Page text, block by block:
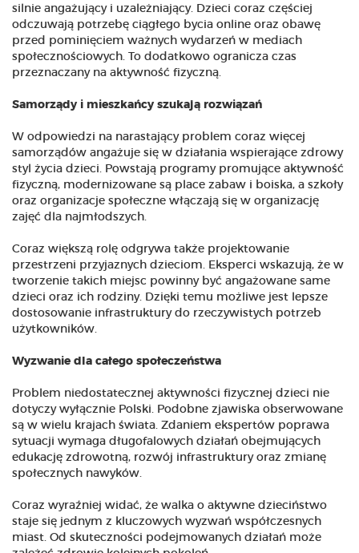
silnie angażujący i uzależniający. Dzieci coraz częściej
odczuwają potrzebę ciągłego bycia online oraz obawę
przed pominięciem ważnych wydarzeń w mediach
społecznościowych. To dodatkowo ogranicza czas
przeznaczany na aktywność fizyczną.
Samorządy i mieszkańcy szukają rozwiązań
W odpowiedzi na narastający problem coraz więcej
samorządów angażuje się w działania wspierające zdrowy
styl życia dzieci. Powstają programy promujące aktywność
fizyczną, modernizowane są place zabaw i boiska, a szkoły
oraz organizacje społeczne włączają się w organizację
zajęć dla najmłodszych.
Coraz większą rolę odgrywa także projektowanie
przestrzeni przyjaznych dzieciom. Eksperci wskazują, że w
tworzenie takich miejsc powinny być angażowane same
dzieci oraz ich rodziny. Dzięki temu możliwe jest lepsze
dostosowanie infrastruktury do rzeczywistych potrzeb
użytkowników.
Wyzwanie dla całego społeczeństwa
Problem niedostatecznej aktywności fizycznej dzieci nie
dotyczy wyłącznie Polski. Podobne zjawiska obserwowane
są w wielu krajach świata. Zdaniem ekspertów poprawa
sytuacji wymaga długofalowych działań obejmujących
edukację zdrowotną, rozwój infrastruktury oraz zmianę
społecznych nawyków.
Coraz wyraźniej widać, że walka o aktywne dzieciństwo
staje się jednym z kluczowych wyzwań współczesnych
miast. Od skuteczności podejmowanych działań może